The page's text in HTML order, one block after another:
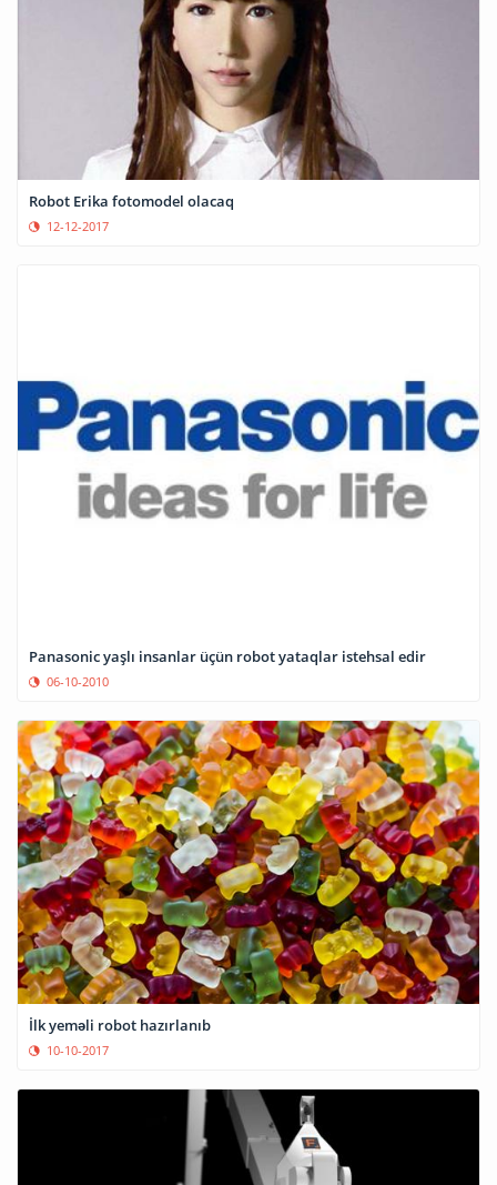
Robot Erika fotomodel olacaq
12-12-2017
Panasonic yaşlı insanlar üçün robot yataqlar istehsal edir
06-10-2010
İlk yeməli robot hazırlanıb
10-10-2017